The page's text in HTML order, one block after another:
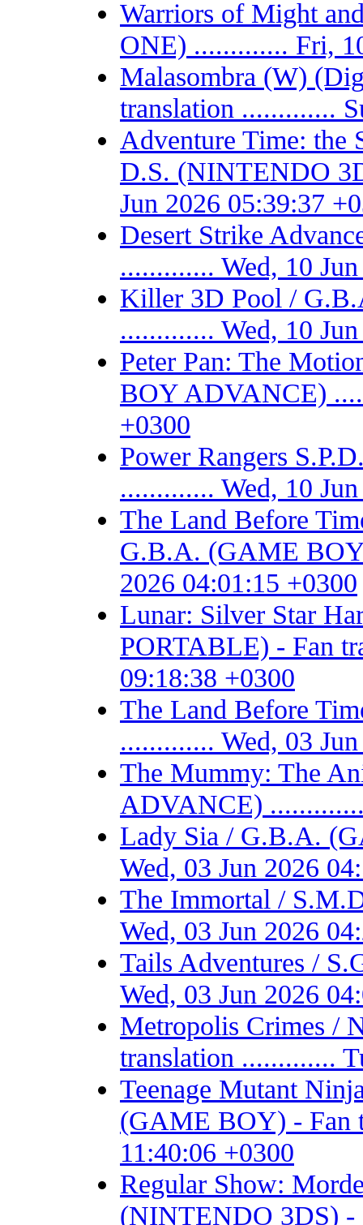
Warriors of Might
ONE) ............. Fri,
Malasombra (W)
translation .............
Adventure Time: the
D.S. (NINTENDO
Jun 2026 05:39:37
Desert Strike
............. Wed, 10
Killer 3D Pool /
............. Wed, 10
Peter Pan: The
BOY ADVANCE)
+0300
Power Rangers
............. Wed, 10
The Land Before
G.B.A. (GAME
2026 04:01:15 +0300
Lunar: Silver Star
PORTABLE) - Fan
09:18:38 +0300
The Land Before
............. Wed, 03
The Mummy: The
ADVANCE)
Lady Sia / G.B.A.
Wed, 03 Jun 2026
The Immortal /
Wed, 03 Jun 2026
Tails Adventures /
Wed, 03 Jun 2026
Metropolis Crimes /
translation .............
Teenage Mutant
(GAME BOY) - Fan
11:40:06 +0300
Regular Show:
(NINTENDO 3DS) -